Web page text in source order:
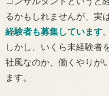
るかもしれませんが、実
経験者も募集しています。
しかし、いくら未経験者
社風なのか、働くやりが
ます。